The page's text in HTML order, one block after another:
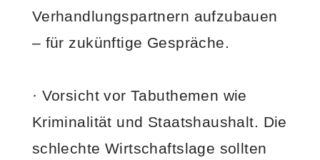
Verhandlungspartnern aufzubauen
– für zukünftige Gespräche.
· Vorsicht vor Tabuthemen wie
Kriminalität und Staatshaushalt. Die
schlechte Wirtschaftslage sollten